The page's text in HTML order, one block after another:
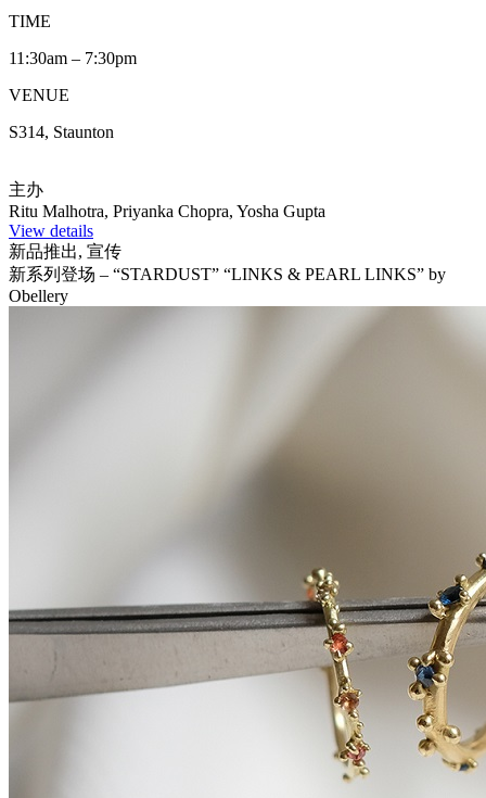
TIME
11:30am – 7:30pm
VENUE
S314, Staunton
主办
Ritu Malhotra, Priyanka Chopra, Yosha Gupta
View details
新品推出, 宣传
新系列登场 – “STARDUST” “LINKS & PEARL LINKS” by
Obellery